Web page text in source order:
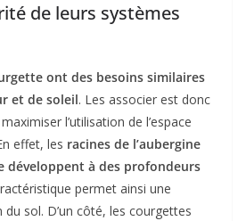
de leurs systèmes
ont des besoins similaires
et de soleil. Les associer est donc
l’utilisation de l’espace
effet, les racines de l’aubergine
développent à des profondeurs
permet ainsi une
sol. D’un côté, les courgettes